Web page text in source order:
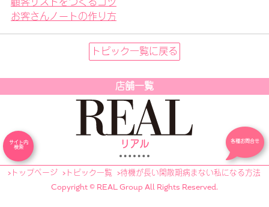
各種お問合せ
サイト内
検索
お客さんノートの作り方
トピック一覧に戻る
店舗一覧
リアル
トップページ トピック一覧
待機が長い閑散期病まない私になる方法
Copyright © REAL Group All Rights Reserved.